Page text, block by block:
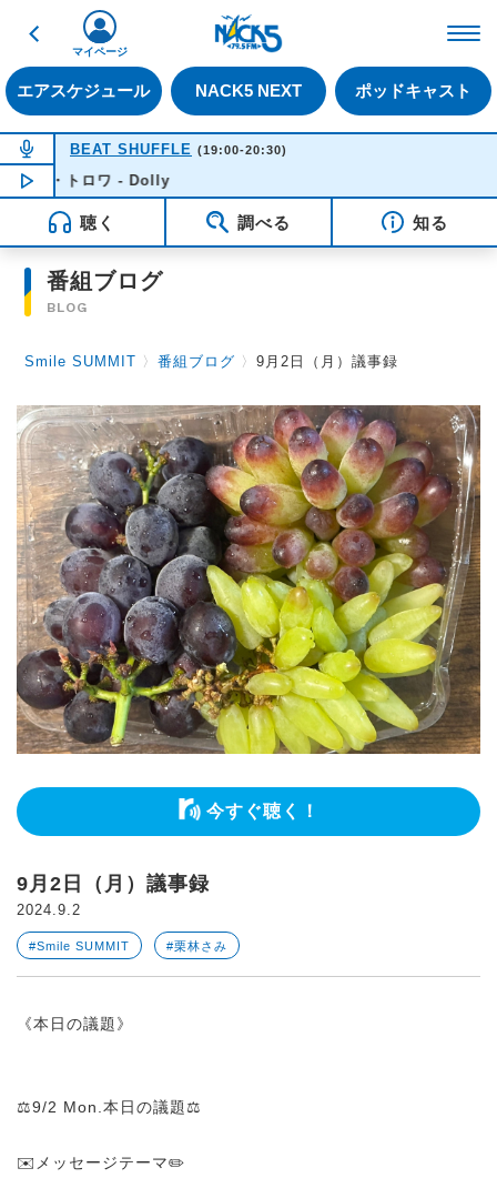
戻る
エアスケジュール NACK5 NEXT ポッドキャスト
マイページ
NOW ON AIR
BEAT SHUFFLE (19:00-20:30)
NOW PLAYING20:10
・トロワ - Dolly
聴く 調べる 知る
番組ブログ
BLOG
Smile SUMMIT 〉番組ブログ 〉9月2日（月）議事録
今すぐ聴く！
9月2日（月）議事録
2024.9.2
#Smile SUMMIT #栗林さみ
《本日の議題》
⚖️9/2 Mon.本日の議題⚖️
✉️メッセージテーマ✏️